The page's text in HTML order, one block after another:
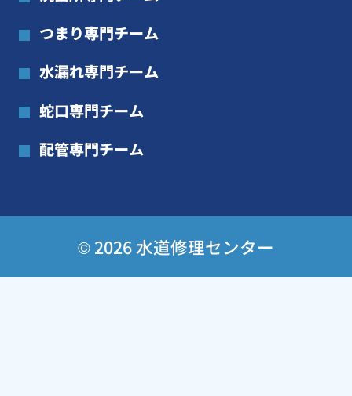
つまり専門チーム
水漏れ専門チーム
蛇口専門チーム
配管専門チーム
© 2026 水道修理センター